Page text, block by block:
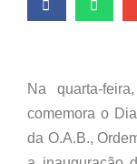
Na quarta-
comemora o
da O.A.B.,